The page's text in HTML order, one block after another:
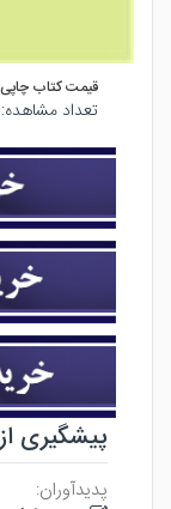
قیمت کتاب
تعداد مشاهده:
پیشگیری
پدیدآوران: